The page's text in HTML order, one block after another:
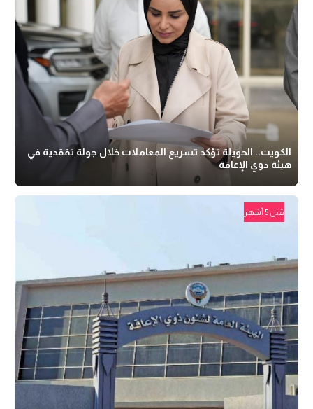
الكويت.. الحويلة تؤكد تسريع المعاملات خلال جولة تفقدية في
هيئة ذوي الإعاقة
قبل 5 أشهر